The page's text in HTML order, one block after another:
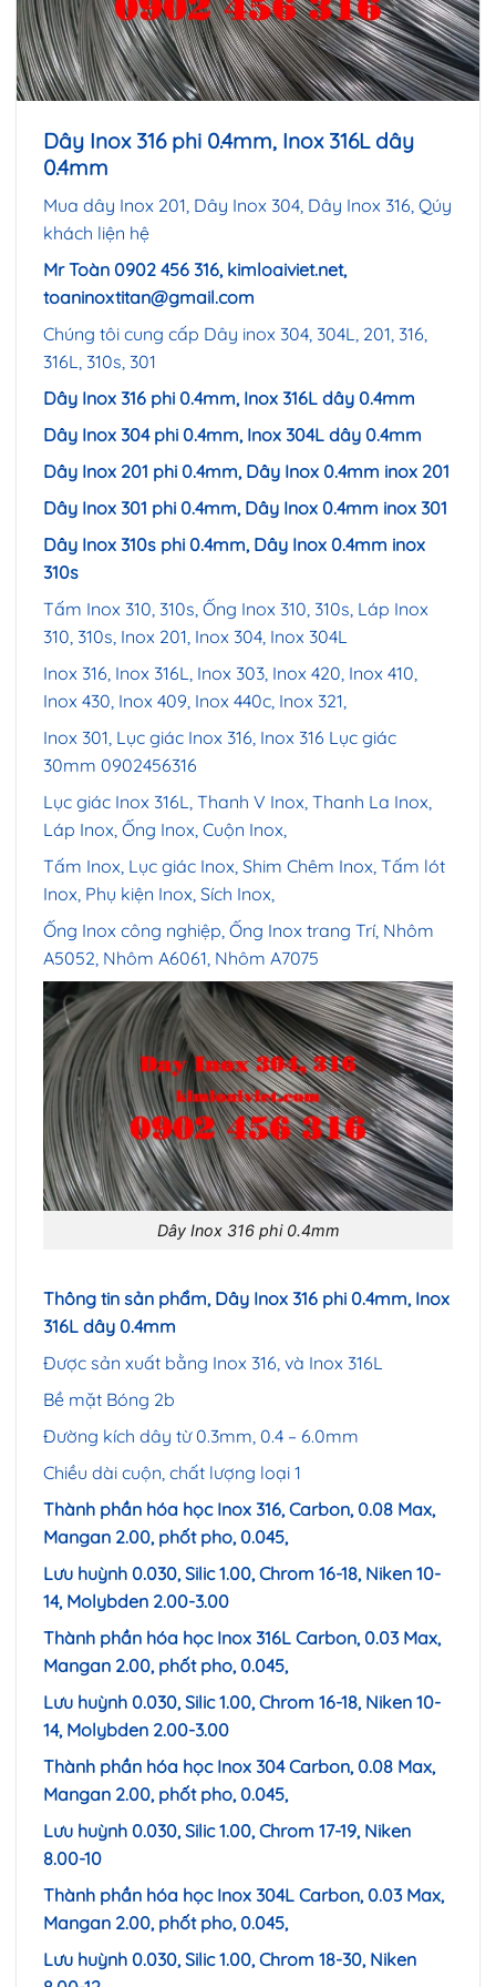
Dây Inox 316 phi 0.4mm, Inox 316L dây
0.4mm
Mua dây Inox 201, Dây Inox 304, Dây Inox 316, Qúy
khách liện hệ
Mr Toàn 0902 456 316, kimloaiviet.net,
toaninoxtitan@gmail.com
Chúng tôi cung cấp Dây inox 304, 304L, 201, 316,
316L, 310s, 301
Dây Inox 316 phi 0.4mm, Inox 316L dây 0.4mm
Dây Inox 304 phi 0.4mm, Inox 304L dây 0.4mm
Dây Inox 201 phi 0.4mm, Dây Inox 0.4mm inox 201
Dây Inox 301 phi 0.4mm, Dây Inox 0.4mm inox 301
Dây Inox 310s phi 0.4mm, Dây Inox 0.4mm inox
310s
Tấm Inox 310, 310s, Ống Inox 310, 310s, Láp Inox
310, 310s, Inox 201, Inox 304, Inox 304L
Inox 316, Inox 316L, Inox 303, Inox 420, Inox 410,
Inox 430, Inox 409, Inox 440c, Inox 321,
Inox 301, Lục giác Inox 316, Inox 316 Lục giác
30mm 0902456316
Lục giác Inox 316L, Thanh V Inox, Thanh La Inox,
Láp Inox, Ống Inox, Cuộn Inox,
Tấm Inox, Lục giác Inox, Shim Chêm Inox, Tấm lót
Inox, Phụ kiện Inox, Sích Inox,
Ống Inox công nghiệp, Ống Inox trang Trí, Nhôm
A5052, Nhôm A6061, Nhôm A7075
Dây Inox 316 phi 0.4mm
Thông tin sản phẩm, Dây Inox 316 phi 0.4mm, Inox
316L dây 0.4mm
Được sản xuất bằng Inox 316, và Inox 316L
Bề mặt Bóng 2b
Đường kích dây từ 0.3mm, 0.4 – 6.0mm
Chiều dài cuộn, chất lượng loại 1
Thành phần hóa học Inox 316, Carbon, 0.08 Max,
Mangan 2.00, phốt pho, 0.045,
Lưu huỳnh 0.030, Silic 1.00, Chrom 16-18, Niken 10-
14, Molybden 2.00-3.00
Thành phần hóa học Inox 316L Carbon, 0.03 Max,
Mangan 2.00, phốt pho, 0.045,
Lưu huỳnh 0.030, Silic 1.00, Chrom 16-18, Niken 10-
14, Molybden 2.00-3.00
Thành phần hóa học Inox 304 Carbon, 0.08 Max,
Mangan 2.00, phốt pho, 0.045,
Lưu huỳnh 0.030, Silic 1.00, Chrom 17-19, Niken
8.00-10
Thành phần hóa học Inox 304L Carbon, 0.03 Max,
Mangan 2.00, phốt pho, 0.045,
Lưu huỳnh 0.030, Silic 1.00, Chrom 18-30, Niken